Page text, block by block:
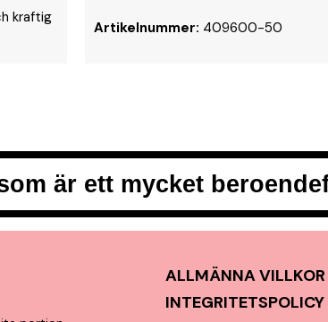
kraftig
Artikelnummer: 409600-50
är ett mycket
ALLMÄNNA VILLKOR
INTEGRITETSPOLICY